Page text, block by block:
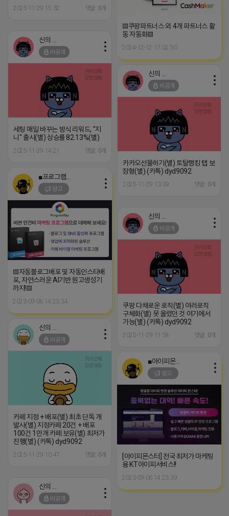
2025-11-29 15:32 댓글: 0개
▤쿠팡파트너스 외 4개 파트너스 활
동 자동화▤
2024-12-12 17:02:50
비공개
세팅 매일 바꾸는 방식 리워드, "지
니" 출시(별) 상승률 82.13%(별)
2025-11-29 14:21 댓글: 0개
비공개
카카오선물하기(별) 토탈랭킹 탭 보
장형(별) (카톡) dyd9092
2025-11-29 13:09 댓글: 0개
광고
▤자동블로그배포 및 자동인스타배
포, 자연스러운 AI기반 원고생성기
까지!▤
2023-09-06 14:23:34
비공개
쿠팡 다채로운 로직(별) 여러로직
구체화(별) 못 올렸던 것 여기에서
가능(별) (카톡) dyd9092
2025-11-29 11:58 댓글: 0개
비공개
카페 지정 + 배포(별) 최초 단독 개
발사(별) 지정카페 20건 + 배포
100건 1만개 카페 보유(별) 최저가
진행(별) (카톡) dyd9092
2025-11-29 10:47 댓글: 0개
■아이피몬스터■
광고
[아이피몬스터] 전국 최저가 마케팅
용 KT아이피서비스!!
2023-09-06 14:23:39
비공개